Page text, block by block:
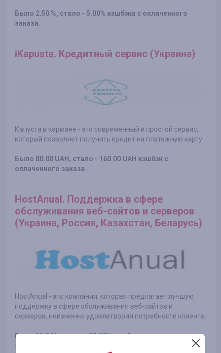
Было 2.50 %, стало - 5.00% кэшбэка с оплаченного
заказа.
iKapusta. Кредитный сервис (Украина)
Капуста в кармане - это современный и простой сервис,
который позволяет получить кредит на платежную карту
Было 80.00 UAH, стало - 160.00 UAH кэшбэк с
оплаченного заказа.
HostAnual. Поддержка в сфере
обслуживания веб-сайтов и серверов
(Украина, Россия, Казахстан, Беларусь)
HostAnual - это компания, которая предлагает лучшую
поддержку в сфере обслуживания веб-сайтов и
серверов, неизменно удовлетворяя потребности клиента.
Было 11.54%, стало - 23.08% кэшбэка с оплаченного
заказа.